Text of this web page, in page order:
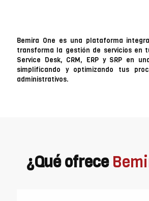
Bemira One es una plataforma
transforma la gestión de servicios en
Service Desk, CRM, ERP y SRP en
simplificando y optimizando tus
administrativos.
¿Qué ofrece